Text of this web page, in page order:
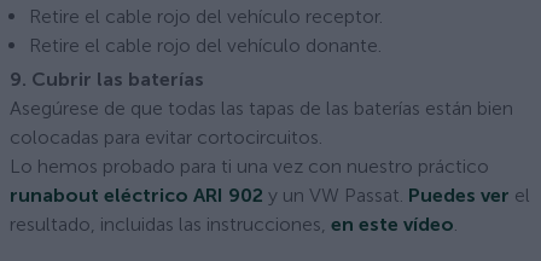
Retire el cable rojo del vehículo receptor.
Retire el cable rojo del vehículo donante.
9. Cubrir las baterías
Asegúrese de que todas las tapas de las baterías están bien
colocadas para evitar cortocircuitos.
Lo hemos probado para ti una vez con nuestro práctico
runabout eléctrico ARI 902 y un VW Passat. Puedes ver el
resultado, incluidas las instrucciones, en este vídeo.